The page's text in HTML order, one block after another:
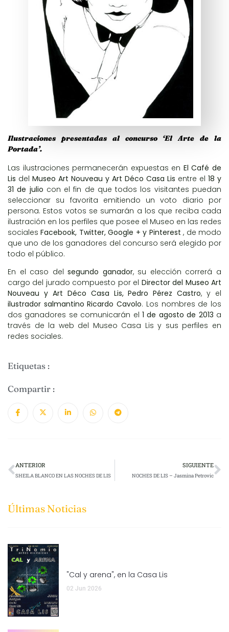
Últimas Noticias
"Cal y arena", en la Casa Lis
02 Jun 2026
Ilustraciones presentadas al concurso ‘El Arte de la
Portada’.
Las ilustraciones permanecerán expuestas en El Café de
Lis del Museo Art Nouveau y Art Déco Casa Lis entre el 18 y
31 de julio con el fin de que todos los visitantes puedan
seleccionar su favorita emitiendo un voto diario por
persona. Estos votos se sumarán a los que reciba cada
ilustración en los perfiles que posee el Museo en las redes
socialesFacebook, Twitter,Google +y Pinterest, de modo
que uno de los ganadores del concurso será elegido por
todo el público.
En el caso delsegundo ganador, su elección correrá a
cargo del jurado compuesto por el Director del Museo Art
Nouveau y Art Déco Casa Lis, Pedro Pérez Castro, y el
ilustrador salmantino Ricardo Cavolo. Los nombres de los
dos ganadores se comunicarán el 1 de agosto de 2013 a
través de la web del Museo Casa Lisy sus perfiles en
redes sociales.
Etiquetas :
Compartir :
ANTERIOR
SHEILA BLANCO EN LAS NOCHES DE LIS
SIGUIENTE
NOCHES DE LIS – Jasmina Petrovic